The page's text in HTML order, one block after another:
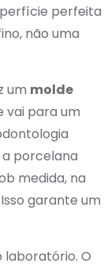
perfeita
não uma
um molde
vai para um
porcelana
medida, na
garante um
laboratório. O